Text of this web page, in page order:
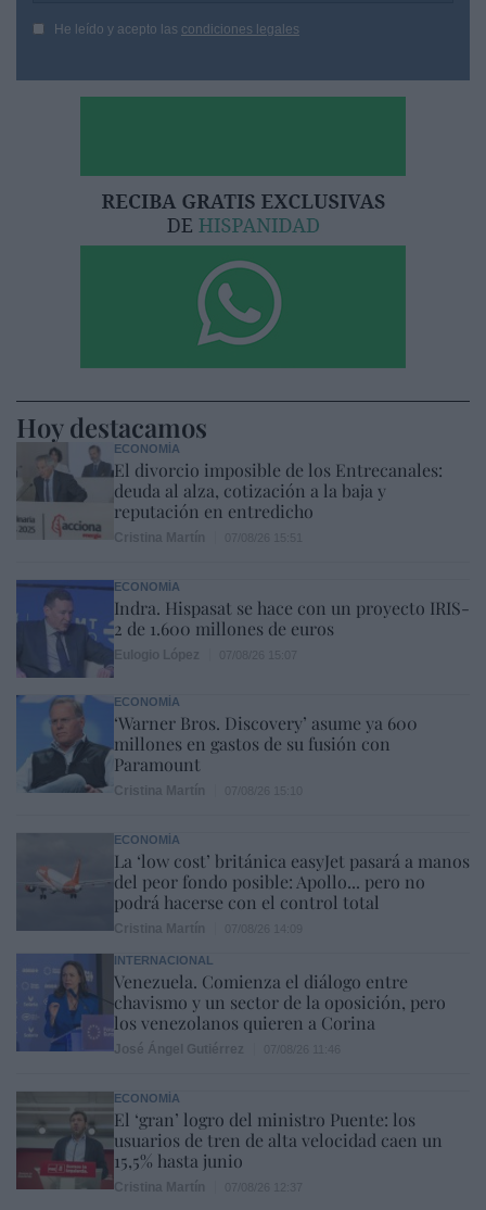
He leído y acepto las condiciones legales
Hoy destacamos
ECONOMÍA
El divorcio imposible de los Entrecanales:
deuda al alza, cotización a la baja y
reputación en entredicho
ECONOMÍA
Indra. Hispasat se hace con un proyecto IRIS-
2 de 1.600 millones de euros
ECONOMÍA
‘Warner Bros. Discovery’ asume ya 600
millones en gastos de su fusión con
Paramount
ECONOMÍA
La ‘low cost’ británica easyJet pasará a manos
del peor fondo posible: Apollo... pero no
podrá hacerse con el control total
INTERNACIONAL
Venezuela. Comienza el diálogo entre
chavismo y un sector de la oposición, pero
los venezolanos quieren a Corina
ECONOMÍA
El ‘gran’ logro del ministro Puente: los
usuarios de tren de alta velocidad caen un
15,5% hasta junio